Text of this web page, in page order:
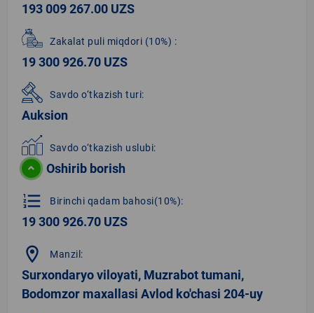
193 009 267.00 UZS
Zakalat puli miqdori (10%) :
19 300 926.70 UZS
Savdo o‘tkazish turi:
Auksion
Savdo o‘tkazish uslubi:
Oshirib borish
format_list_numbered Birinchi qadam bahosi(10%):
19 300 926.70 UZS
location_on Manzil:
Surxondaryo viloyati, Muzrabot tumani,
Bodomzor maxallasi Avlod ko'chasi 204-uy